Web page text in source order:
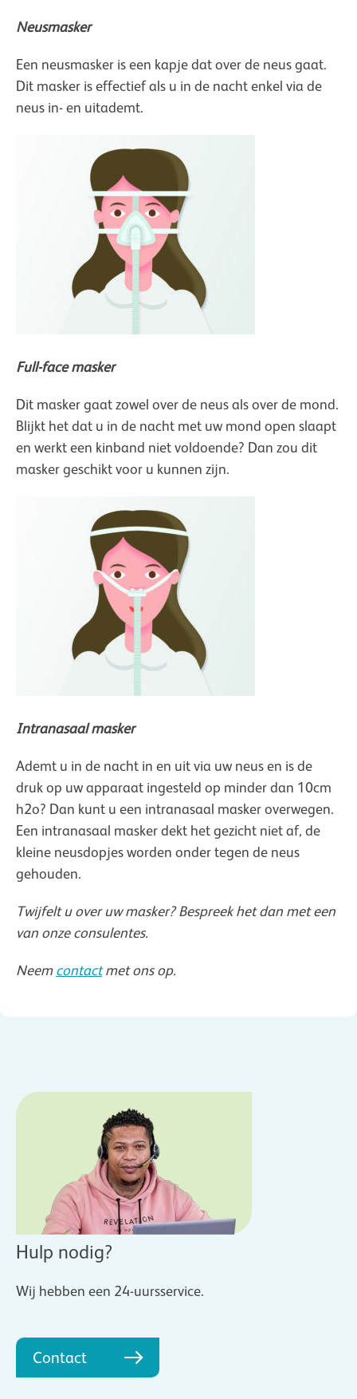
Neusmasker
Een neusmasker is een kapje dat over de neus gaat.
Dit masker is effectief als u in de nacht enkel via de
neus in- en uitademt.
Full-face masker
Dit masker gaat zowel over de neus als over de mond.
Blijkt het dat u in de nacht met uw mond open slaapt
en werkt een kinband niet voldoende? Dan zou dit
masker geschikt voor u kunnen zijn.
Intranasaal masker
Ademt u in de nacht in en uit via uw neus en is de
druk op uw apparaat ingesteld op minder dan 10cm
h2o? Dan kunt u een intranasaal masker overwegen.
Een intranasaal masker dekt het gezicht niet af, de
kleine neusdopjes worden onder tegen de neus
gehouden.
Twijfelt u over uw masker? Bespreek het dan met een
van onze consulentes.
Neem contactmet ons op.
Hulp nodig?
Wij hebben een 24-uursservice.
Contact